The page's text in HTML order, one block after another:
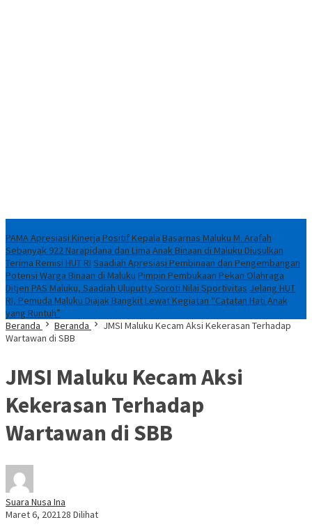
PAMA Apresiasi Kinerja Positif Kepala Basarnas Maluku M. Arafah
Sebanyak 922 Narapidana dan Lima Anak Binaan di Maluku Diusulkan
Terima Remisi HUT RI Saadiah Apresiasi Pembinaan dan Pengembangan
Potensi Warga Binaan di Maluku Pimpin Pembukaan Pekan Olahraga
Ditjen PAS Maluku, Saadiah Uluputty Soroti Nilai Sportivitas Jelang HUT
RI, Pemuda Maluku Diajak Bangkit Lewat Kegiatan “Catatan Hati Anak
yang Runtuh”
Beranda
Beranda
JMSI Maluku Kecam Aksi Kekerasan Terhadap
Wartawan di SBB
JMSI Maluku Kecam Aksi
Kekerasan Terhadap
Wartawan di SBB
Suara Nusa Ina
Maret 6, 202128 Dilihat